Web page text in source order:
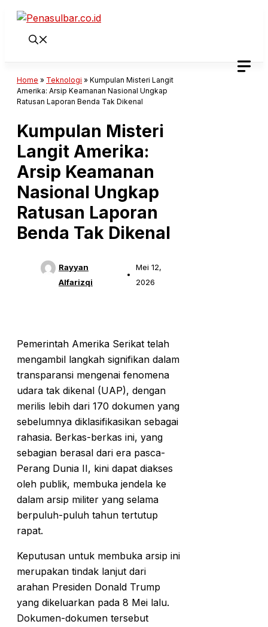
Langsung
Home » Teknologi » Kumpulan Misteri Langit
Amerika: Arsip Keamanan Nasional Ungkap
Ratusan Laporan Benda Tak Dikenal
Kumpulan Misteri
Langit Amerika:
Arsip Keamanan
Nasional Ungkap
Ratusan Laporan
Benda Tak Dikenal
Rayyan
Alfarizqi
Mei 12,
2026
Pemerintah Amerika Serikat telah
mengambil langkah signifikan dalam
transparansi mengenai fenomena
udara tak dikenal (UAP), dengan
merilis lebih dari 170 dokumen yang
sebelumnya diklasifikasikan sebagai
rahasia. Berkas-berkas ini, yang
sebagian berasal dari era pasca-
Perang Dunia II, kini dapat diakses
oleh publik, membuka jendela ke
dalam arsip militer yang selama
berpuluh-puluh tahun tertutup
rapat.
Keputusan untuk membuka arsip ini
merupakan tindak lanjut dari
arahan Presiden Donald Trump
yang dikeluarkan pada 8 Mei lalu.
Dokumen-dokumen tersebut